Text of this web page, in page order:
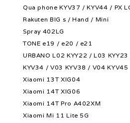
Qua phone KYV37 / KYV44 / PX
Rakuten BIG s / Hand / Mini
Spray 402LG
TONE e19 / e20 / e21
URBANO L02 KYY22 / L03
KYV34 / V03 KYV38 / V04 KYV45
Xiaomi 13T XIG04
Xiaomi 14T XIG06
Xiaomi 14T Pro A402XM
Xiaomi Mi 11 Lite 5G